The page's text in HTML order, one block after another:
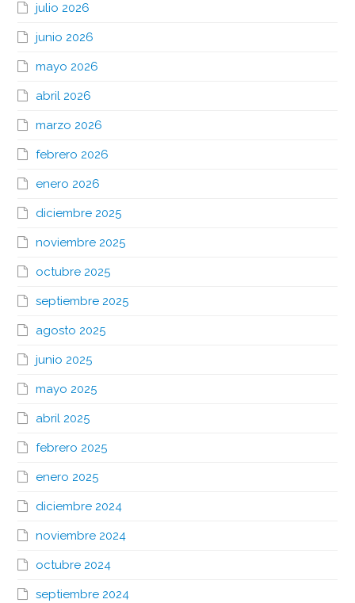
julio 2026
junio 2026
mayo 2026
abril 2026
marzo 2026
febrero 2026
enero 2026
diciembre 2025
noviembre 2025
octubre 2025
septiembre 2025
agosto 2025
junio 2025
mayo 2025
abril 2025
febrero 2025
enero 2025
diciembre 2024
noviembre 2024
octubre 2024
septiembre 2024